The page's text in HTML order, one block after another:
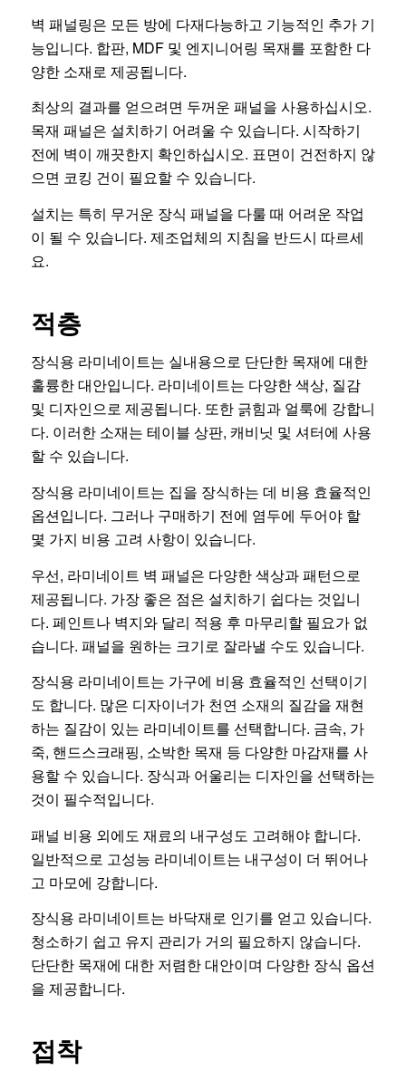
벽 패널링은 모든 방에 다재다능하고 기능적인 추가 기
능입니다. 합판, MDF 및 엔지니어링 목재를 포함한 다
양한 소재로 제공됩니다.
최상의 결과를 얻으려면 두꺼운 패널을 사용하십시오.
목재 패널은 설치하기 어려울 수 있습니다. 시작하기
전에 벽이 깨끗한지 확인하십시오. 표면이 건전하지 않
으면 코킹 건이 필요할 수 있습니다.
설치는 특히 무거운 장식 패널을 다룰 때 어려운 작업
이 될 수 있습니다. 제조업체의 지침을 반드시 따르세
요.
적층
장식용 라미네이트는 실내용으로 단단한 목재에 대한
훌륭한 대안입니다. 라미네이트는 다양한 색상, 질감
및 디자인으로 제공됩니다. 또한 긁힘과 얼룩에 강합니
다. 이러한 소재는 테이블 상판, 캐비닛 및 셔터에 사용
할 수 있습니다.
장식용 라미네이트는 집을 장식하는 데 비용 효율적인
옵션입니다. 그러나 구매하기 전에 염두에 두어야 할
몇 가지 비용 고려 사항이 있습니다.
우선, 라미네이트 벽 패널은 다양한 색상과 패턴으로
제공됩니다. 가장 좋은 점은 설치하기 쉽다는 것입니
다. 페인트나 벽지와 달리 적용 후 마무리할 필요가 없
습니다. 패널을 원하는 크기로 잘라낼 수도 있습니다.
장식용 라미네이트는 가구에 비용 효율적인 선택이기
도 합니다. 많은 디자이너가 천연 소재의 질감을 재현
하는 질감이 있는 라미네이트를 선택합니다. 금속, 가
죽, 핸드스크래핑, 소박한 목재 등 다양한 마감재를 사
용할 수 있습니다. 장식과 어울리는 디자인을 선택하는
것이 필수적입니다.
패널 비용 외에도 재료의 내구성도 고려해야 합니다.
일반적으로 고성능 라미네이트는 내구성이 더 뛰어나
고 마모에 강합니다.
장식용 라미네이트는 바닥재로 인기를 얻고 있습니다.
청소하기 쉽고 유지 관리가 거의 필요하지 않습니다.
단단한 목재에 대한 저렴한 대안이며 다양한 장식 옵션
을 제공합니다.
접착